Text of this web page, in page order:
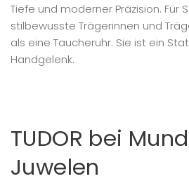
Tiefe und moderner Präzision. Für
stilbewusste Trägerinnen und
als eine Taucheruhr. Sie ist ein
Handgelenk.
TUDOR bei
Juwelen